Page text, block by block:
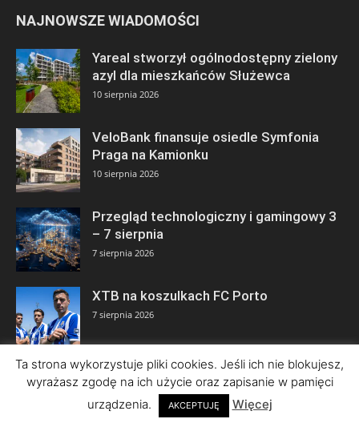
NAJNOWSZE WIADOMOŚCI
Yareal stworzył ogólnodostępny zielony
azyl dla mieszkańców Służewca
10 sierpnia 2026
VeloBank finansuje osiedle Symfonia
Praga na Kamionku
10 sierpnia 2026
Przegląd technologiczny i gamingowy 3
– 7 sierpnia
7 sierpnia 2026
XTB na koszulkach FC Porto
7 sierpnia 2026
© Copyright 2026 by ISBnews Informacyjny Serwis Biznesowy • Wszelkie
Ta strona wykorzystuje pliki cookies. Jeśli ich nie blokujesz,
wyrażasz zgodę na ich użycie oraz zapisanie w pamięci
urządzenia.
AKCEPTUJĘ Więcej